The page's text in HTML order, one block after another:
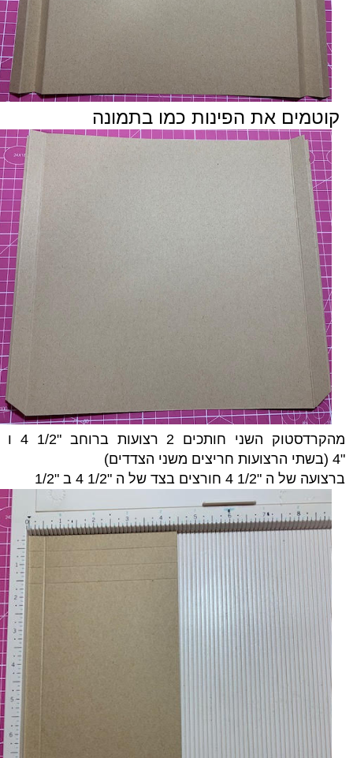
קוטמים את הפינות כמו בתמונה
מהקרדסטוק השני חותכים
ברוחב "1/2 4 ו
"4
(בשתי הרצועות חריצים משני הצדדים)
ברצועה של ה "1/2 4 חורצים בצד של ה "1/2 4 ב "1/2